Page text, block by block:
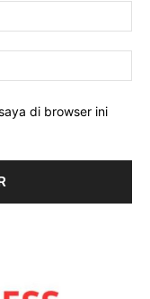
di browser ini